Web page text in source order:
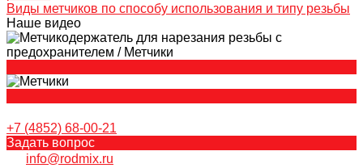
Виды метчиков по способу использования и типу резьбы
Наше видео
+7 (4852) 68-00-21
Задать вопрос
info@rodmix.ru